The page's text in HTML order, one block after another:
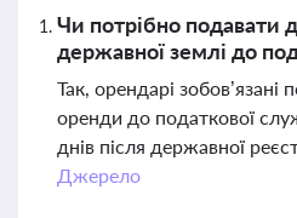
Чи потрібно подавати
державної землі до
Так, орендарі
оренди до податкової
днів після державної
Джерело